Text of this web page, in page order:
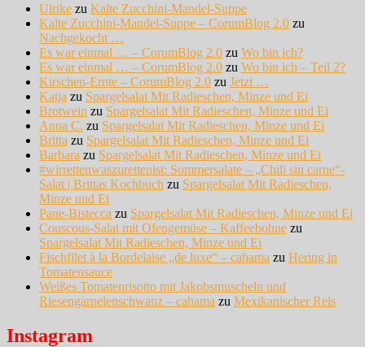
Ulrike zu Kalte Zucchini-Mandel-Suppe
Kalte Zucchini-Mandel-Suppe – CorumBlog 2.0 zu
Nachgekocht …
Es war einmal … – CorumBlog 2.0 zu Wo bin ich?
Es war einmal … – CorumBlog 2.0 zu Wo bin ich – Teil 2?
Kirschen-Ernte – CorumBlog 2.0 zu Jetzt …
Katja zu Spargelsalat Mit Radieschen, Minze und Ei
Brotwein zu Spargelsalat Mit Radieschen, Minze und Ei
Anna C. zu Spargelsalat Mit Radieschen, Minze und Ei
Britta zu Spargelsalat Mit Radieschen, Minze und Ei
Barbara zu Spargelsalat Mit Radieschen, Minze und Ei
#wirrettenwaszurettenist: Sommersalate – „Chili sin carne“-
Salat | Brittas Kochbuch zu Spargelsalat Mit Radieschen,
Minze und Ei
Pane-Bistecca zu Spargelsalat Mit Radieschen, Minze und Ei
Couscous-Salat mit Ofengemüse – Kaffeebohne zu
Spargelsalat Mit Radieschen, Minze und Ei
Fischfilet à la Bordelaise „de luxe“ – cahama zu Hering in
Tomatensauce
Weißes Tomatenrisotto mit Jakobsmuscheln und
Riesengarnelenschwanz – cahama zu Mexikanischer Reis
Instagram